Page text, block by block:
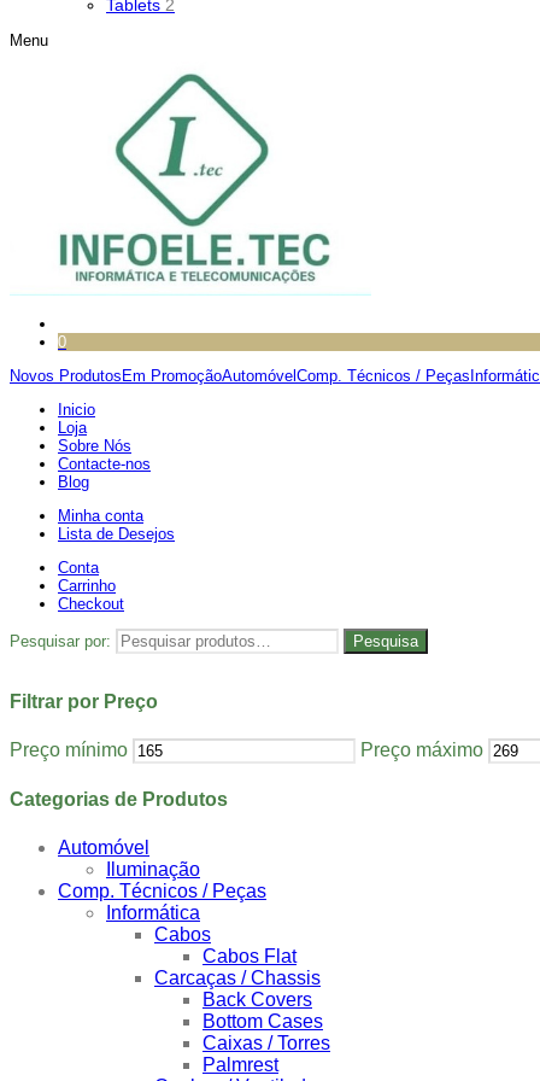
Tablets 2
Menu
0
Novos Produtos Em PromoçãoAutomóvel Comp. Técnicos / Peças
Inicio
Loja
Sobre Nós
Contacte-nos
Blog
Minha conta
Lista de Desejos
Conta
Carrinho
Checkout
Pesquisar por: Pesquisa
Filtrar por Preço
Preço mínimo Preço máximo
Categorias de Produtos
Automóvel
Iluminação
Comp. Técnicos / Peças
Informática
Cabos
Cabos Flat
Carcaças / Chassis
Back Covers
Bottom Cases
Caixas / Torres
Palmrest